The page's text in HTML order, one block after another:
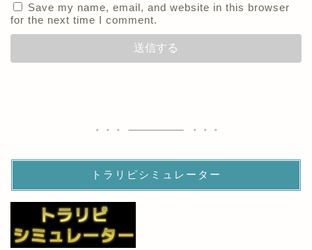
Save my name, email, and website in this browser
for the next time I comment.
トラリピシミュレーター